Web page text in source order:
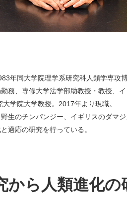
年同大学院理学系研究科人類学専攻
務、専修大学法学部助教授・教授、
学院大学教授。2017年より現職。
生のチンパンジー、イギリスのダマ
適応の研究を行っている。
から人類進化の